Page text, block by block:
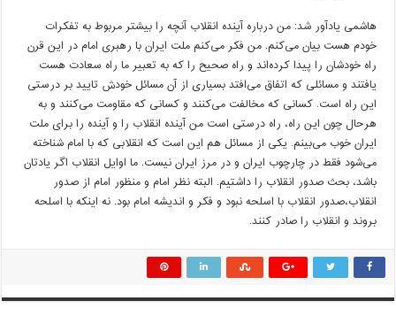
هاشمی یادآور شد: من درباره آینده انقلاب آنچه را بیشتر مربوط به تفکرات
خودم هست بیان می‌کنم. من فکر می‌کنم ملت ایران با رهبری امام در این قرن
راه خودشان را پیدا کرده‌اند و راه صحیح را که به تعبیر ما راه سعادت هست
یافتند و مسائلی که اتفاق می‌افتد بسیاری از آن مسائل خودش تایید ‌بر درستی
این راه است. کسانی که مخالفت می‌کنند و کسانی که مقاومت می‌کنند و به
هرحال چون این راه، راه درستی است من آینده انقلاب را و آینده را برای ملت
ایران خوب می‌بینم. یکی از مسائل هم این است که انقلابی که با امام شناخته
می‌شود فقط در چارچوب ایران و در مرز ایران نیست. ما اوایل انقلاب اگر یادتان
باشد، بحث صدور انقلاب را داشتیم. البته نظر امام و منظور امام از صدور
انقلاب،‌صدور انقلاب با اسلحه نبود و فکر و اندیشه امام بود. نه اینکه با اسلحه
بروند و انقلاب را صادر کنند.